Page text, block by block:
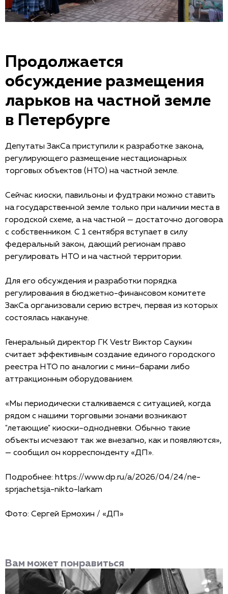
Продолжается
обсуждение размещения
ларьков на частной земле
в Петербурге
Депутаты ЗакСа приступили к разработке закона,
регулирующего размещение нестационарных
торговых объектов (НТО) на частной земле.
Сейчас киоски, павильоны и фудтраки можно ставить
на государственной земле только при наличии места в
городской схеме, а на частной — достаточно договора
с собственником. С 1 сентября вступает в силу
федеральный закон, дающий регионам право
регулировать НТО и на частной территории.
Для его обсуждения и разработки порядка
регулирования в бюджетно-финансовом комитете
ЗакСа организовали серию встреч, первая из которых
состоялась накануне.
Генеральный директор ГК Vestr Виктор Саукин
считает эффективным создание единого городского
реестра НТО по аналогии с мини–барами либо
аттракционным оборудованием.
«Мы периодически сталкиваемся с ситуацией, когда
рядом с нашими торговыми зонами возникают
"летающие" киоски–однодневки. Обычно такие
объекты исчезают так же внезапно, как и появляются»,
— сообщил он корреспонденту «ДП».
Подробнее: https://www.dp.ru/a/2026/04/24/ne-
sprjachetsja-nikto-larkam
Фото: Сергей Ермохин / «ДП»
Вам может понравиться